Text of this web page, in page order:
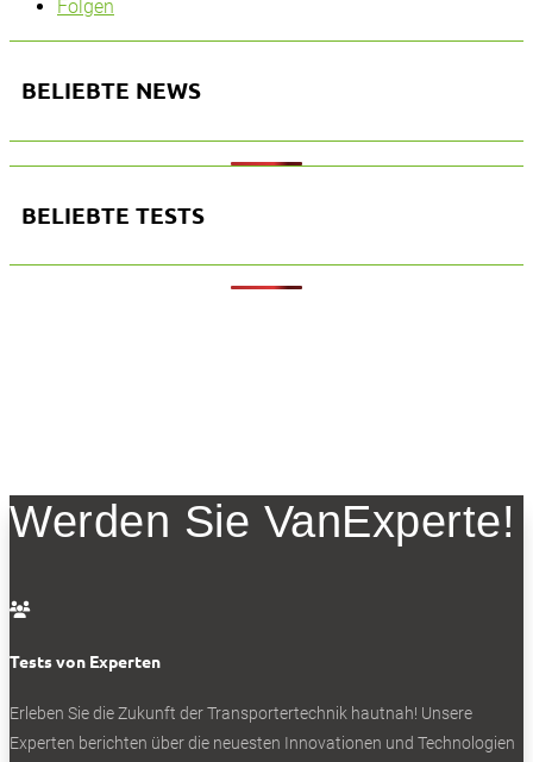
Folgen
BELIEBTE NEWS
BELIEBTE TESTS
Werden Sie VanExperte!

Tests von Experten
Erleben Sie die Zukunft der Transportertechnik hautnah! Unsere
Experten berichten über die neuesten Innovationen und Technologien